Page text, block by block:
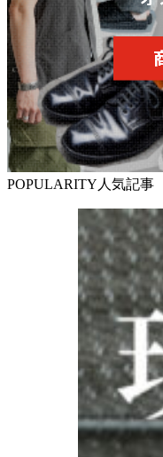
POPULARITY 人気記事